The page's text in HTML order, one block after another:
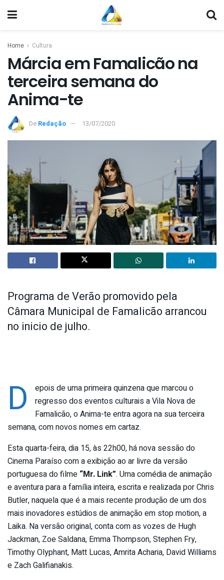
Home Cultura
Márcia em Famalicão na
terceira semana do
Anima-te
De Redação 13/07/2020
Programa de Verão promovido pela
Câmara Municipal de Famalicão arrancou
no inicio de julho.
D
epois de uma primeira quinzena que marcou o
regresso dos eventos culturais a Vila Nova de
Famalicão, o Anima-te entra agora na sua terceira
semana, com novos nomes em cartaz.
Esta quarta-feira, dia 15, às 22h00, há nova sessão do
Cinema Paraíso com a exibição ao ar livre da versão
portuguesa do filme “Mr. Link”. Uma comédia de animação
e aventura para a família inteira, escrita e realizada por Chris
Butler, naquela que é a mais recente produção de um dos
mais inovadores estúdios de animação em stop motion, a
Laika. Na versão original, conta com as vozes de Hugh
Jackman, Zoe Saldana, Emma Thompson, Stephen Fry,
Timothy Olyphant, Matt Lucas, Amrita Acharia, David Williams
e Zach Galifianakis.